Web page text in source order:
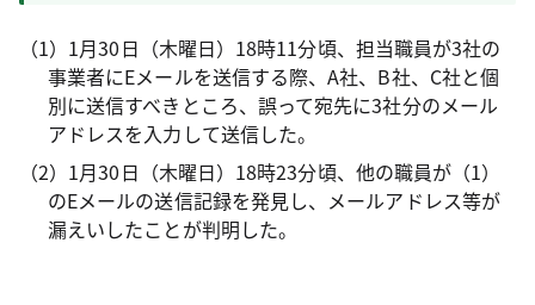
（1）1月30日（木曜日）18時11分頃、担当職員が3社の
事業者にEメールを送信する際、A社、B社、C社と個
別に送信すべきところ、誤って宛先に3社分のメール
アドレスを入力して送信した。
（2）1月30日（木曜日）18時23分頃、他の職員が（1）
のEメールの送信記録を発見し、メールアドレス等が
漏えいしたことが判明した。